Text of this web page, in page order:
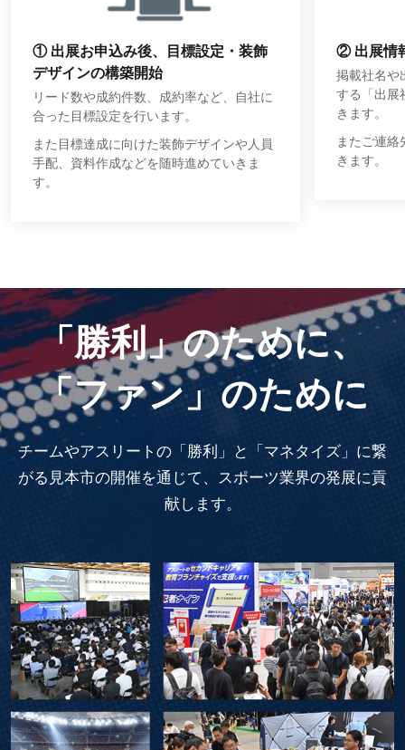
① 出展お申込み後、目標設定・装飾
デザインの構築開始
リード数や成約件数、成約率など、自社に
合った目標設定を行います。
また目標達成に向けた装飾デザインや人員
手配、資料作成などを随時進めていきま
す。
② 出展情
掲載社名や
する「出展
きます。
またご連
きます。
「勝利」のために、
「ファン」のために
チームやアスリートの「勝利」と「マネタイズ」に繋
がる見本市の開催を通じて、スポーツ業界の発展に貢
献します。